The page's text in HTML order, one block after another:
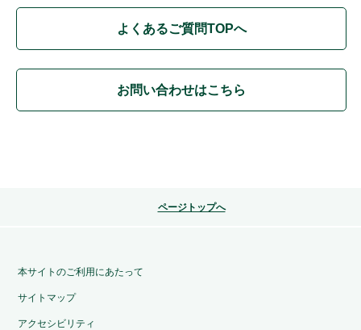
よくあるご質問TOPへ
お問い合わせはこちら
ページトップへ
本サイトのご利用にあたって
サイトマップ
アクセシビリティ